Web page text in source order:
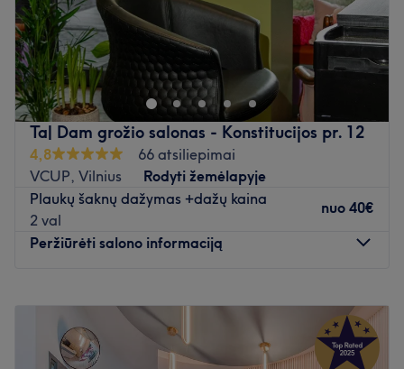
Atidaryti salono profilį
Ta| Dam grožio salonas - Konstitucijos pr. 12
4,8
66 atsiliepimai
VCUP, Vilnius
Rodyti žemėlapyje
Plaukų šaknų dažymas +dažų kaina
2 val
nuo 40€
Peržiūrėti salono informaciją
20:00
Trečiadienis
20:00
Ketvirtadienis
10:00 –20:00